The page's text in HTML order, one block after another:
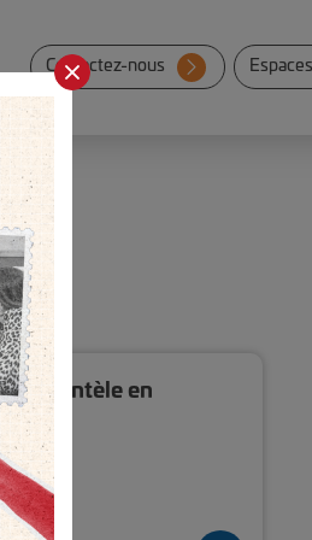
Contactez-nous
de clientèle en
initial